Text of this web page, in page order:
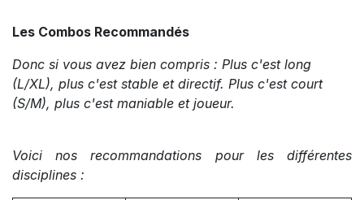
Les Combos Recommandés
Donc si vous avez bien compris : Plus c'est long
(L/XL), plus c'est stable et directif. Plus c'est court
(S/M), plus c'est maniable et joueur.
Voici nos recommandations pour les différentes
disciplines :